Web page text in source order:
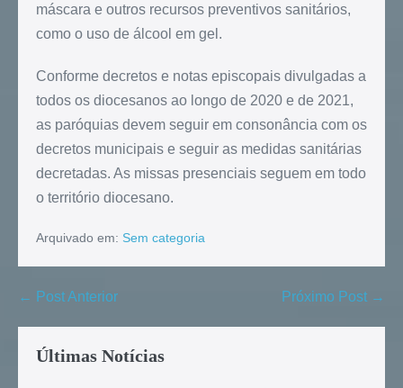
máscara e outros recursos preventivos sanitários,
como o uso de álcool em gel.
Conforme decretos e notas episcopais divulgadas a
todos os diocesanos ao longo de 2020 e de 2021,
as paróquias devem seguir em consonância com os
decretos municipais e seguir as medidas sanitárias
decretadas. As missas presenciais seguem em todo
o território diocesano.
Arquivado em: Sem categoria
← Post Anterior Próximo Post →
Últimas Notícias